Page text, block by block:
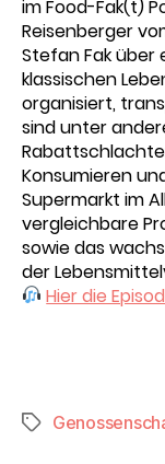
im Food-Fak(t)
Reisenberger
Stefan Fak über
klassischen
organisiert,
sind unter
Konsumieren
Supermarkt im
vergleichbare
sowie das
der
Hier die
Schlagwörter